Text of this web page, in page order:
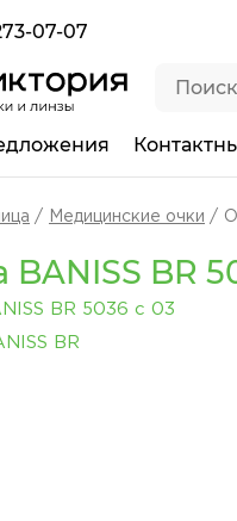
07-07
Медицинские очки
BR